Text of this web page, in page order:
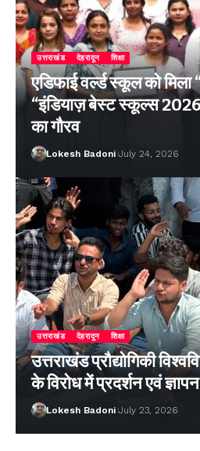
उत्तराखंड देहरादून शिक्षा
एडिफाई वर्ल्ड स्कूल को
“इंडियाज़ बेस्ट स्कूल्स
का गौरव
Lokesh Badoni July 24, 2026
उत्तराखंड देहरादून शिक्षा
उत्तराखंड प्रौद्योगिकी
के विरोध में प्रदर्शन एवं ज्ञापन
Lokesh Badoni July 23, 2026